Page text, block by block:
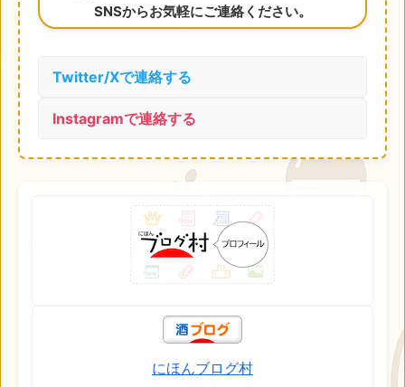
SNSからお気軽にご連絡ください。
Twitter/Xで連絡する
Instagramで連絡する
にほんブログ村